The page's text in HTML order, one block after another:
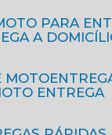
MOTO PARA
A
MOTO
ENTREGA